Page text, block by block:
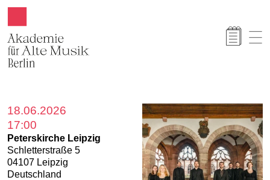
18.06.2026
17:00
Peterskirche Leipzig
Schletterstraße 5
04107 Leipzig
Deutschland